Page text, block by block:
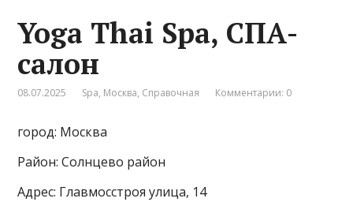
Yoga Thai Spa, СПА-
салон
08.07.2025 Spa, Москва, Справочная Комментарии: 0
город: Москва
Район: Солнцево район
Адрес: Главмосстроя улица, 14